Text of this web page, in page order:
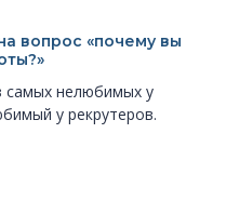
вопрос «почему вы
самых нелюбимых у
у рекрутеров.